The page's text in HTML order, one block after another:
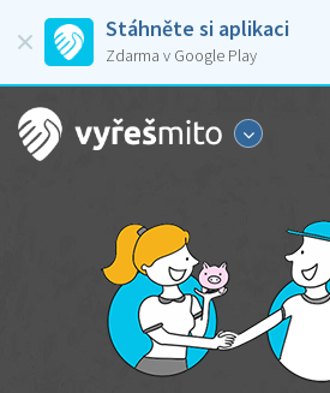
Stáhněte si aplikaci
Zdarma v Google Play